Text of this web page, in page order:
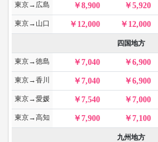
東京→広島 8,900 5,920
東京→山口 12,000 12,000
四国地方
東京→徳島 7,040 6,900
東京→香川 7,040 6,900
東京→愛媛 7,540 7,000
東京→高知 7,900 7,100
九州地方